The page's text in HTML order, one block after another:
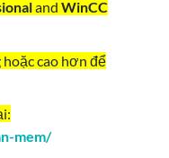
and WinCC
hoặc cao hơn để
mem/